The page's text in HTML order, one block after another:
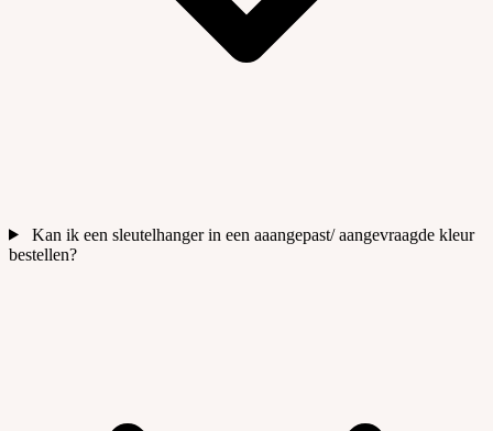
Kan ik een sleutelhanger in een aaangepast/ aangevraagde kleur
bestellen?